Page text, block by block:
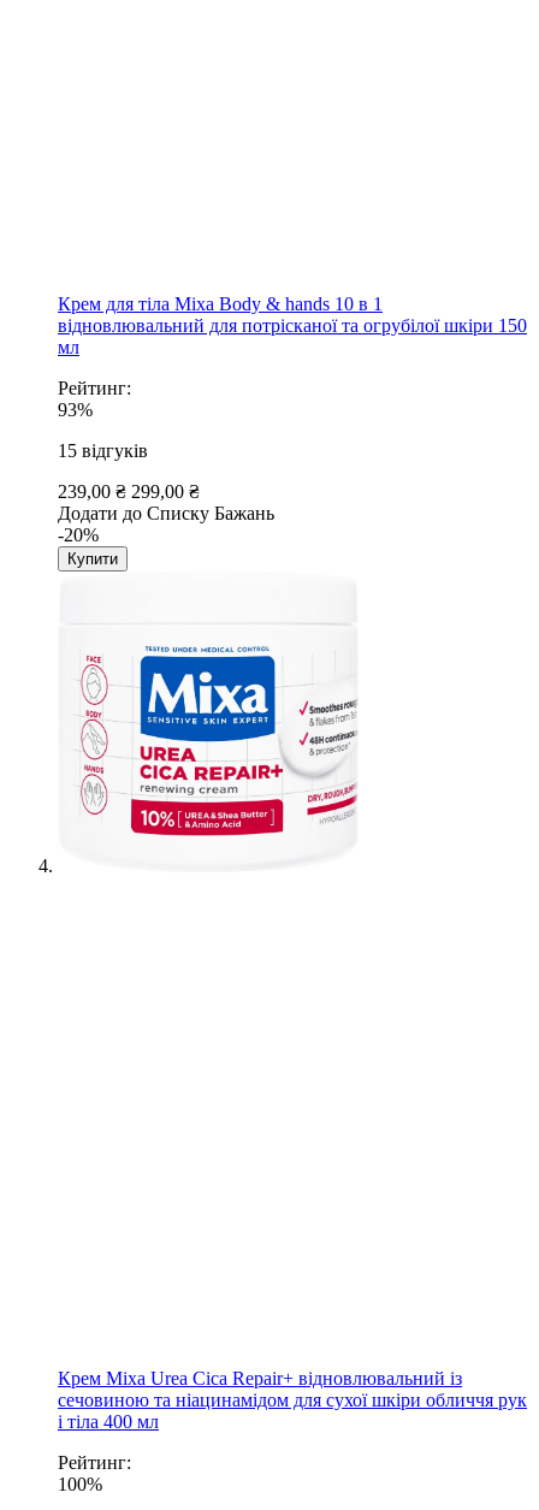
Крем для тіла Mixa Body & hands 10 в 1
відновлювальний для потрісканої та огрубілої шкіри 150
мл
Рейтинг:
93%
15 відгуків
239,00 ₴ 299,00 ₴
Додати до Списку Бажань
-20%
Купити
Крем Mixa Urea Cica Repair+ відновлювальний із
сечовиною та ніацинамідом для сухої шкіри обличчя рук
і тіла 400 мл
Рейтинг:
100%